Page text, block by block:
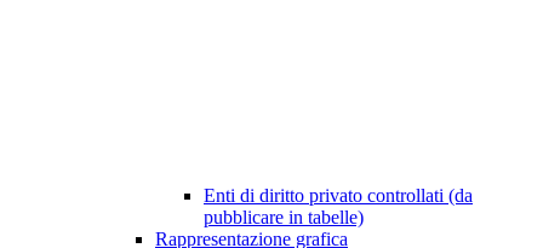
Enti di diritto privato controllati (da
pubblicare in tabelle)
Rappresentazione grafica